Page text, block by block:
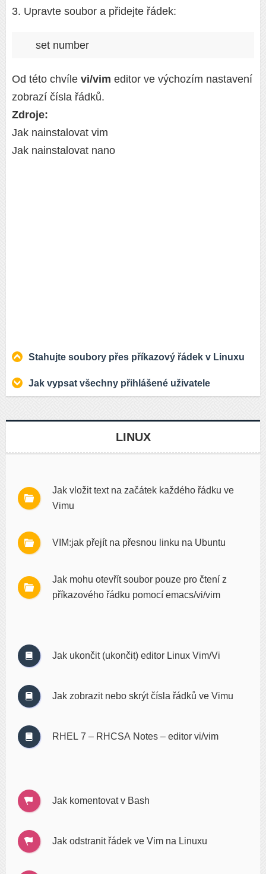
3. Upravte soubor a přidejte řádek:
set number
Od této chvíle vi/vim editor ve výchozím nastavení
zobrazí čísla řádků.
Zdroje:
Jak nainstalovat vim
Jak nainstalovat nano
Stahujte soubory přes příkazový řádek v Linuxu
Jak vypsat všechny přihlášené uživatele
LINUX
Jak vložit text na začátek každého řádku ve
Vimu
VIM:jak přejít na přesnou linku na Ubuntu
Jak mohu otevřít soubor pouze pro čtení z
příkazového řádku pomocí emacs/vi/vim
Jak ukončit (ukončit) editor Linux Vim/Vi
Jak zobrazit nebo skrýt čísla řádků ve Vimu
RHEL 7 – RHCSA Notes – editor vi/vim
Jak komentovat v Bash
Jak odstranit řádek ve Vim na Linuxu